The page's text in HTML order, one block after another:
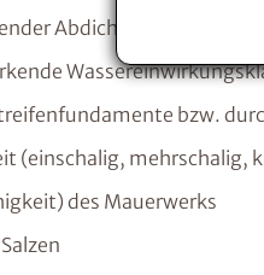
Abdichtungen
bzw.
(einschalig, mehrschalig,
des Mauerwerks